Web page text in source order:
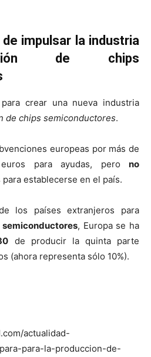
impulsar la industria
de chips
crear una nueva industria
de chips semiconductores.
europeas por más de
para ayudas, pero no
para establecerse en el país.
los países extranjeros para
, Europa se ha
de producir la quinta parte
(ahora representa sólo 10%).
actualidad-
para-la-produccion-de-